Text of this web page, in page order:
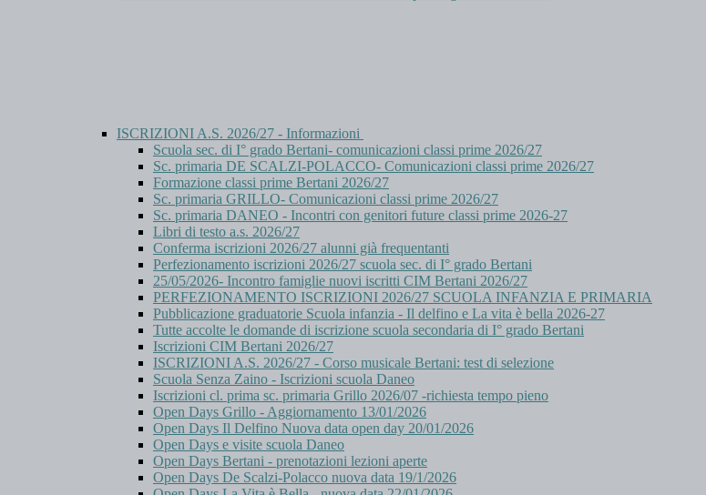
ISCRIZIONI A.S. 2026/27 - Informazioni
Scuola sec. di I° grado Bertani- comunicazioni classi prime 2026/27
Sc. primaria DE SCALZI-POLACCO- Comunicazioni classi prime 2026/27
Formazione classi prime Bertani 2026/27
Sc. primaria GRILLO- Comunicazioni classi prime 2026/27
Sc. primaria DANEO - Incontri con genitori future classi prime 2026-27
Libri di testo a.s. 2026/27
Conferma iscrizioni 2026/27 alunni già frequentanti
Perfezionamento iscrizioni 2026/27 scuola sec. di I° grado Bertani
25/05/2026- Incontro famiglie nuovi iscritti CIM Bertani 2026/27
PERFEZIONAMENTO ISCRIZIONI 2026/27 SCUOLA INFANZIA E PRIMARIA
Pubblicazione graduatorie Scuola infanzia - Il delfino e La vita è bella 2026-27
Tutte accolte le domande di iscrizione scuola secondaria di I° grado Bertani
Iscrizioni CIM Bertani 2026/27
ISCRIZIONI A.S. 2026/27 - Corso musicale Bertani: test di selezione
Scuola Senza Zaino - Iscrizioni scuola Daneo
Iscrizioni cl. prima sc. primaria Grillo 2026/07 -richiesta tempo pieno
Open Days Grillo - Aggiornamento 13/01/2026
Open Days Il Delfino Nuova data open day 20/01/2026
Open Days e visite scuola Daneo
Open Days Bertani - prenotazioni lezioni aperte
Open Days De Scalzi-Polacco nuova data 19/1/2026